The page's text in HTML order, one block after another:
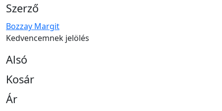
Szerző
Bozzay Margit
Kedvencemnek jelölés
Alsó
Kosár
Ár